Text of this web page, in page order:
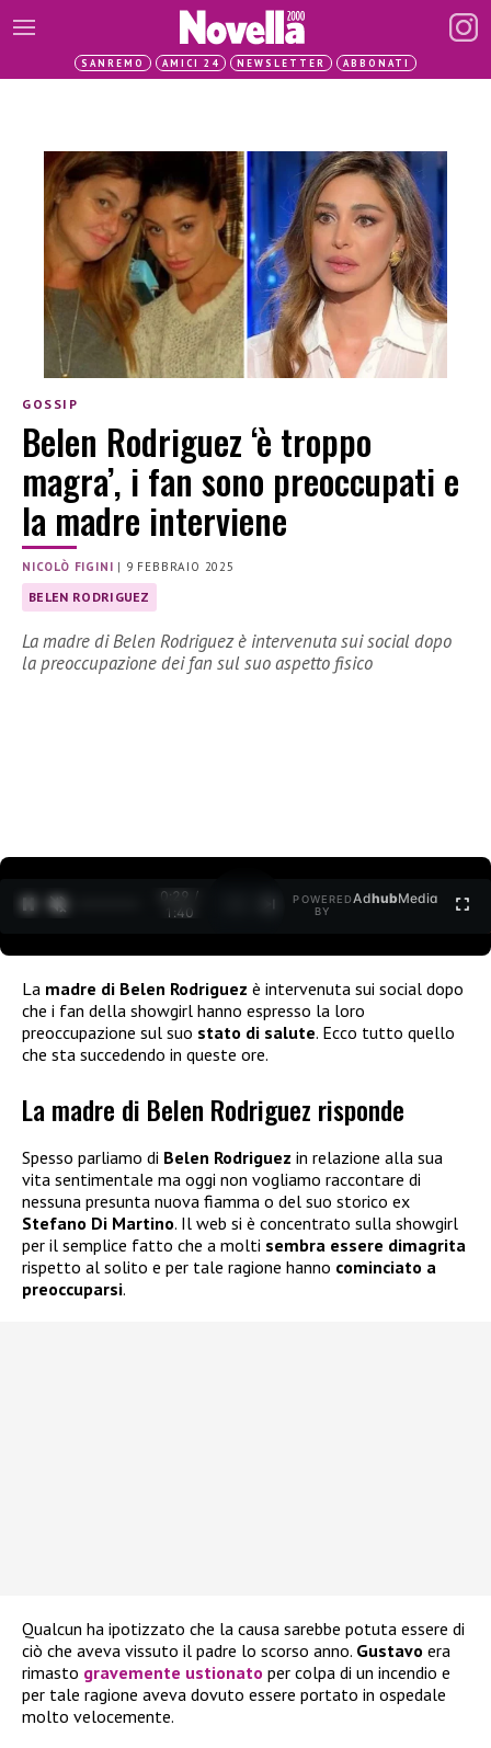
SANREMO AMICI 24 NEWSLETTER ABBONATI
GOSSIP
Belen Rodriguez ‘è troppo
magra’, i fan sono preoccupati e
la madre interviene
NICOLÒ FIGINI | 9 FEBBRAIO 2025
BELEN RODRIGUEZ
La madre di Belen Rodriguez è intervenuta sui social dopo
la preoccupazione dei fan sul suo aspetto fisico
0:30 /
1:40
POWERED
BY
AdhubMedia
La madre di Belen Rodriguez è intervenuta sui social dopo
che i fan della showgirl hanno espresso la loro
preoccupazione sul suo stato di salute. Ecco tutto quello
che sta succedendo in queste ore.
La madre di Belen Rodriguez risponde
Spesso parliamo di Belen Rodriguez in relazione alla sua
vita sentimentale ma oggi non vogliamo raccontare di
nessuna presunta nuova fiamma o del suo storico ex
Stefano Di Martino. Il web si è concentrato sulla showgirl
per il semplice fatto che a molti sembra essere dimagrita
rispetto al solito e per tale ragione hanno cominciato a
preoccuparsi.
Qualcun ha ipotizzato che la causa sarebbe potuta essere di
ciò che aveva vissuto il padre lo scorso anno. Gustavo era
rimasto gravemente ustionato per colpa di un incendio e
per tale ragione aveva dovuto essere portato in ospedale
molto velocemente.